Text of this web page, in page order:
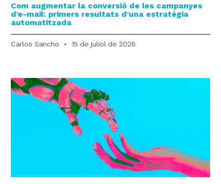
Com augmentar la conversió de les campanyes
d’e-mail: primers resultats d’una estratègia
automatitzada
Carlos Sancho 15 de juliol de 2026